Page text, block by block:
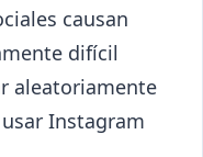
causan
difícil
aleatoriamente
Instagram